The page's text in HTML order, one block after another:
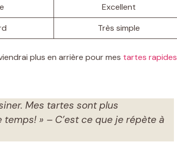
Excellent
Très simple
plus en arrière pour mes tartes rapides
Mes tartes sont plus
» – C’est ce que je répète à